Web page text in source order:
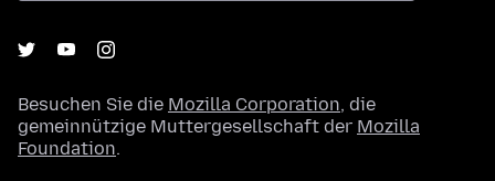
Besuchen Sie die Mozilla Corporation, die
gemeinnützige Muttergesellschaft der Mozilla
Foundation.